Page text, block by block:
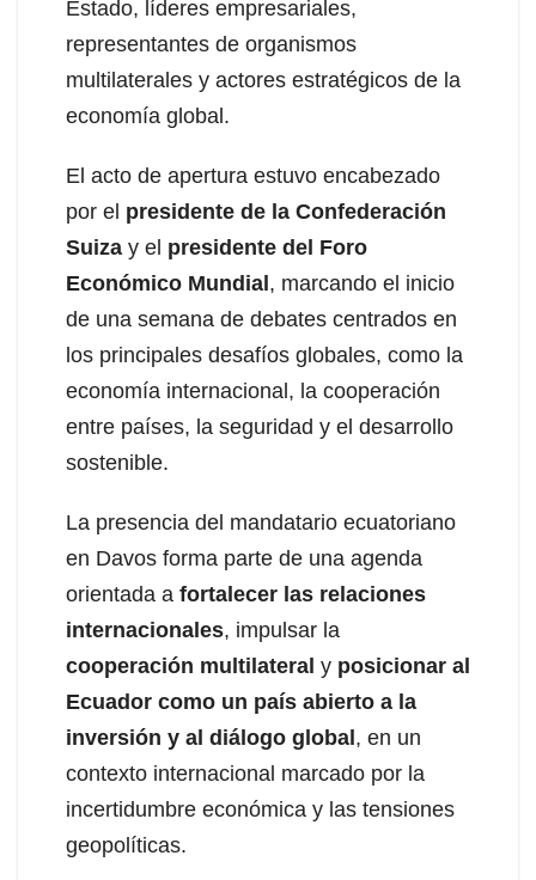
Estado, líderes empresariales,
representantes de organismos
multilaterales y actores estratégicos de la
economía global.
El acto de apertura estuvo encabezado
por el presidente de la Confederación
Suiza y el presidente del Foro
Económico Mundial, marcando el inicio
de una semana de debates centrados en
los principales desafíos globales, como la
economía internacional, la cooperación
entre países, la seguridad y el desarrollo
sostenible.
La presencia del mandatario ecuatoriano
en Davos forma parte de una agenda
orientada a fortalecer las relaciones
internacionales, impulsar la
cooperación multilateral y posicionar al
Ecuador como un país abierto a la
inversión y al diálogo global, en un
contexto internacional marcado por la
incertidumbre económica y las tensiones
geopolíticas.